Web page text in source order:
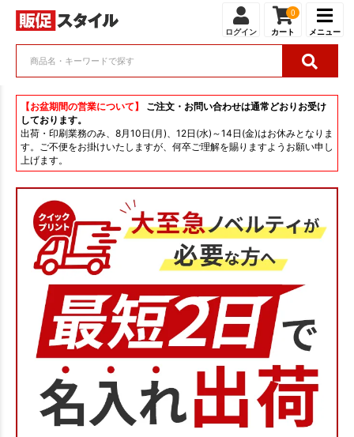
ログイン
0
カート メニュー
【お盆期間の営業について】
ご注文・お問い合わせは通常どおりお受け
しております。
出荷・印刷業務のみ、8月10日(月)、12日(水)～14日(金)はお休みとなりま
す。ご不便をお掛けいたしますが、何卒ご理解を賜りますようお願い申し
上げます。